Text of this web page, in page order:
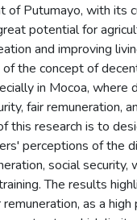
of Putumayo, with its
potential for
and improving
the concept of
in Mocoa, where
fair remuneration,
this research is to
perceptions of the
social security,
The results
as a